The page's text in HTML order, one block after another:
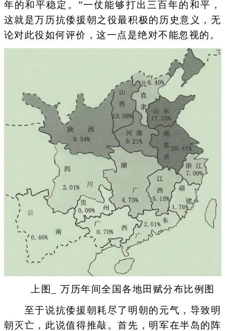
年的和平稳定。”一仗能够打出三百年的和平，
这就是万历抗倭援朝之役最积极的历史意义，无
论对此役如何评价，这一点是绝对不能忽视的。
上图_ 万历年间全国各地田赋分布比例图
至于说抗倭援朝耗尽了明朝的元气，导致明
朝灭亡，此说值得推敲。首先，明军在半岛的阵